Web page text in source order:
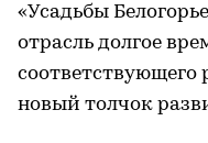
«Усадьбы
отрасль долгое
соответствующего
новый толчок